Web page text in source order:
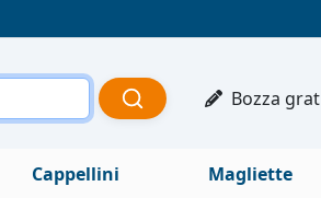
Bozza
Cappellini Magliette